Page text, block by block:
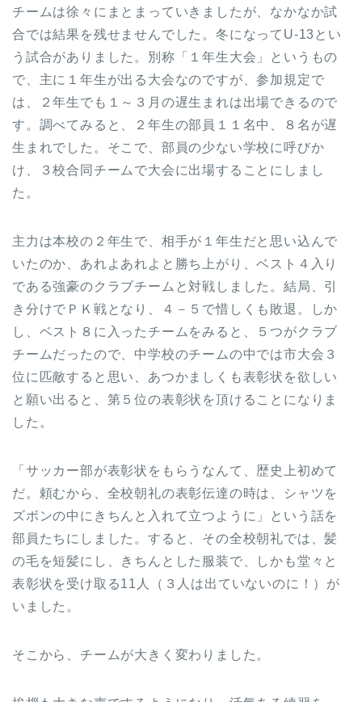
チームは徐々にまとまっていきましたが、なかなか試
合では結果を残せませんでした。冬になってU-13とい
う試合がありました。別称「１年生大会」というもの
で、主に１年生が出る大会なのですが、参加規定で
は、２年生でも１～３月の遅生まれは出場できるので
す。調べてみると、２年生の部員１１名中、８名が遅
生まれでした。そこで、部員の少ない学校に呼びか
け、３校合同チームで大会に出場することにしまし
た。
主力は本校の２年生で、相手が１年生だと思い込んで
いたのか、あれよあれよと勝ち上がり、ベスト４入り
である強豪のクラブチームと対戦しました。結局、引
き分けでＰＫ戦となり、４－５で惜しくも敗退。しか
し、ベスト８に入ったチームをみると、５つがクラブ
チームだったので、中学校のチームの中では市大会３
位に匹敵すると思い、あつかましくも表彰状を欲しい
と願い出ると、第５位の表彰状を頂けることになりま
した。
「サッカー部が表彰状をもらうなんて、歴史上初めて
だ。頼むから、全校朝礼の表彰伝達の時は、シャツを
ズボンの中にきちんと入れて立つように」という話を
部員たちにしました。すると、その全校朝礼では、髪
の毛を短髪にし、きちんとした服装で、しかも堂々と
表彰状を受け取る11人（３人は出ていないのに！）が
いました。
そこから、チームが大きく変わりました。